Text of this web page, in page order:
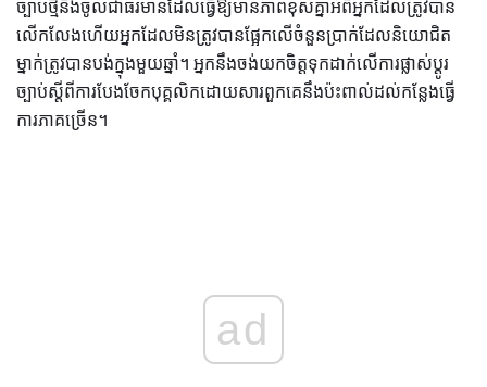
ច្បាប់ថ្មីនឹងចូលជាធរមានដែលធ្វើឱ្យមានភាពខុសគ្នាអំពីអ្នកដែលត្រូវបាន
លើកលែងហើយអ្នកដែលមិនត្រូវបានផ្អែកលើចំនួនប្រាក់ដែលនិយោជិត
ម្នាក់ត្រូវបានបង់ក្នុងមួយឆ្នាំ។ អ្នកនឹងចង់យកចិត្តទុកដាក់លើការផ្លាស់ប្តូរ
ច្បាប់ស្តីពីការបែងចែកបុគ្គលិកដោយសារពួកគេនឹងប៉ះពាល់ដល់កន្លែងធ្វើ
ការភាគច្រើន។
ad